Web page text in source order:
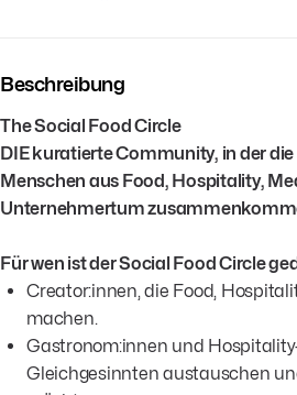
Beschreibung
The Social Food Circle
DIE kuratierte Community, in der
Menschen aus Food, Hospitality,
Unternehmertum
Für wen ist der Social Food Circle
Creator:innen, die Food,
machen.
Gastronom:innen und
Gleichgesinnten austauschen